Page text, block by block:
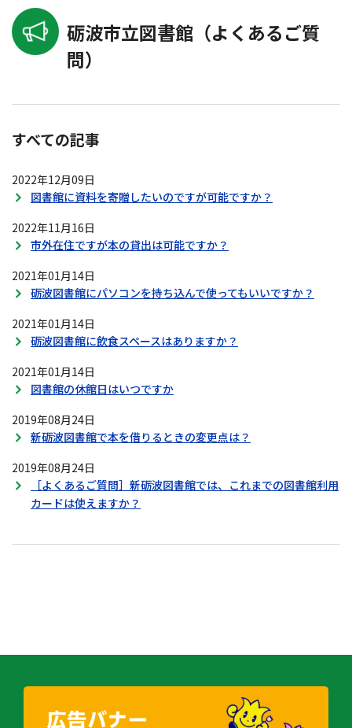
砺波市立図書館（よくあるご質
問）
すべての記事
2022年12月09日
図書館に資料を寄贈したいのですが可能ですか？
2022年11月16日
市外在住ですが本の貸出は可能ですか？
2021年01月14日
砺波図書館にパソコンを持ち込んで使ってもいいですか？
2021年01月14日
砺波図書館に飲食スペースはありますか？
2021年01月14日
図書館の休館日はいつですか
2019年08月24日
新砺波図書館で本を借りるときの変更点は？
2019年08月24日
［よくあるご質問］新砺波図書館では、これまでの図書館利用
カードは使えますか？